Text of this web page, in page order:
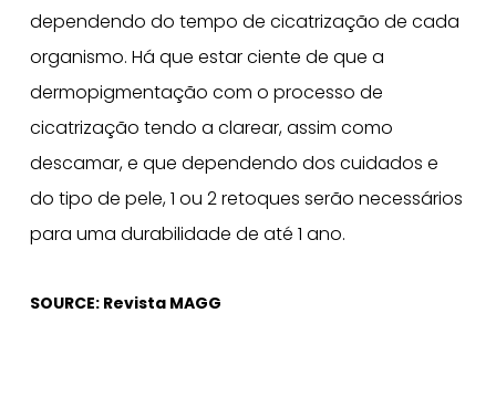
dependendo do tempo de cicatrização de cada
organismo. Há que estar ciente de que a
dermopigmentação com o processo de
cicatrização tendo a clarear, assim como
descamar, e que dependendo dos cuidados e
do tipo de pele, 1 ou 2 retoques serão necessários
para uma durabilidade de até 1 ano.
SOURCE: Revista MAGG